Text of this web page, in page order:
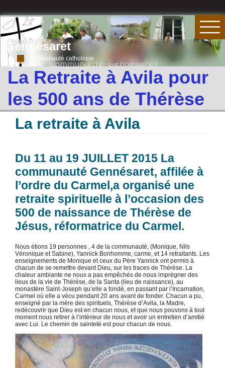
Gennésaret
communauté catholique
La Retraite à Avila pour
les 500 ans de Thérèse
La retraite à Avila
Du 11 au 19 JUILLET 2015 La
communauté Gennésaret, affilée à
l’ordre du Carmel,a organisé une
retraite spirituelle à l’occasion des
500 de naissance de Thérèse de
Jésus, réformatrice du Carmel.
Nous étions 19 personnes , 4 de la communauté, (Monique, Nils
Véronique et Sabine), Yannick Bonhomme, carme, et 14 retraitants. Les
enseignements de Monique et ceux du Père Yannick ont permis à
chacun de se remettre devant Dieu, sur les traces de Thérèse. La
chaleur ambiante ne nous a pas empêchés de nous imprégner des
lieux de la vie de Thérèse, de la Santa (lieu de naissance), au
monastère Saint-Joseph qu’elle a fondé, en passant par l’Incarnation,
Carmel où elle a vécu pendant 20 ans avant de fonder. Chacun a pu,
enseigné par la mère des spirituels, Thérèse d’Avila, la Madre,
redécouvrir que Dieu est en chacun nous, et que nous pouvons à tout
moment nous retirer à l’intérieur de nous et avoir un entretien d’amitié
avec Lui. Le chemin de sainteté est pour chacun de nous.